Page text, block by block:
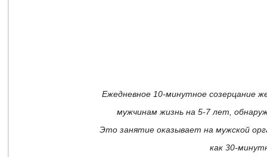
Ежедневное 10-минутное созерцание
мужчинам жизнь на 5-7 лет,
Это занятие оказывает на мужской
как 30-